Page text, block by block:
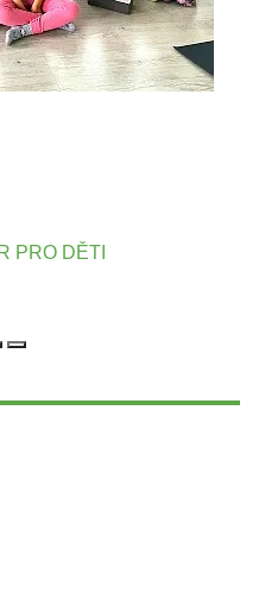
PRO DĚTI